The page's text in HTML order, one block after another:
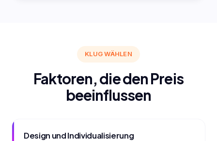
KLUG WÄHLEN
Faktoren, die den Preis
beeinflussen
Design und Individualisierung